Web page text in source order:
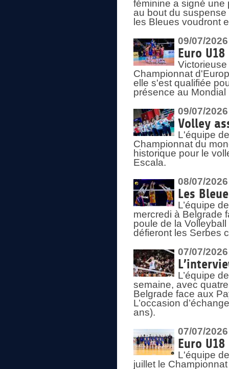
féminine a signé une
au bout du
les Bleues voudront
09/07/2026
Euro
Championnat
elle s'est qualifiée
présence au
09/07/2026
Volley
L'équipe
Championnat du
historique pour le
Escala.
08/07/2026
Les
L’équipe
mercredi à Belgrade
poule de la
défieront les Serbes
07/07/2026
L’équipe
semaine, avec
Belgrade face aux
L’occasion
ans).
07/07/2026
Euro
L'équipe
juillet le